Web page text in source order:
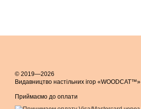
© 2019—2026
Видавництво настільних ігор «WOODCAT™»
Приймаємо до оплати